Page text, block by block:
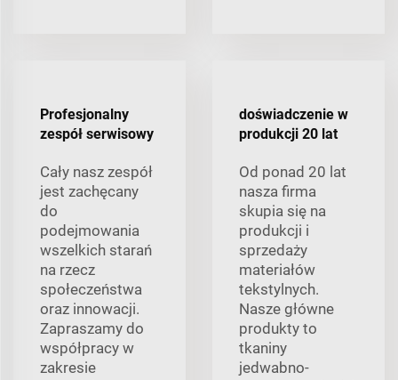
Profesjonalny
zespół serwisowy
Cały nasz zespół
jest zachęcany
do
podejmowania
wszelkich starań
na rzecz
społeczeństwa
oraz innowacji.
Zapraszamy do
współpracy w
zakresie
doświadczenie w
produkcji 20 lat
Od ponad 20 lat
nasza firma
skupia się na
produkcji i
sprzedaży
materiałów
tekstylnych.
Nasze główne
produkty to
tkaniny
jedwabno-